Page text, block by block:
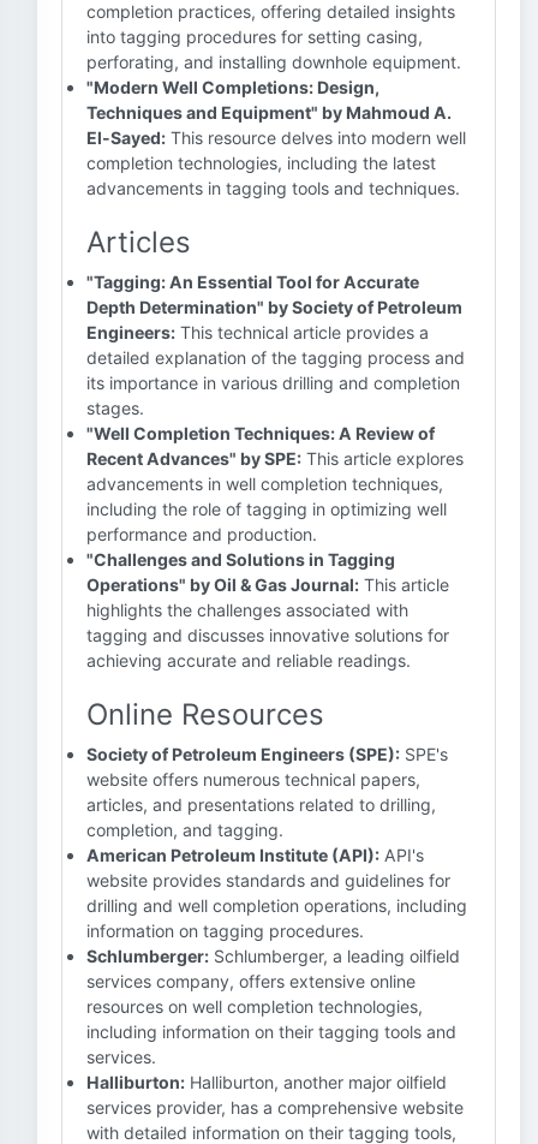
completion practices, offering detailed insights
into tagging procedures for setting casing,
perforating, and installing downhole equipment.
"Modern Well Completions: Design,
Techniques and Equipment" by Mahmoud A.
El-Sayed: This resource delves into modern well
completion technologies, including the latest
advancements in tagging tools and techniques.
Articles
"Tagging: An Essential Tool for Accurate
Depth Determination" by Society of Petroleum
Engineers: This technical article provides a
detailed explanation of the tagging process and
its importance in various drilling and completion
stages.
"Well Completion Techniques: A Review of
Recent Advances" by SPE: This article explores
advancements in well completion techniques,
including the role of tagging in optimizing well
performance and production.
"Challenges and Solutions in Tagging
Operations" by Oil & Gas Journal: This article
highlights the challenges associated with
tagging and discusses innovative solutions for
achieving accurate and reliable readings.
Online Resources
Society of Petroleum Engineers (SPE): SPE's
website offers numerous technical papers,
articles, and presentations related to drilling,
completion, and tagging.
American Petroleum Institute (API): API's
website provides standards and guidelines for
drilling and well completion operations, including
information on tagging procedures.
Schlumberger: Schlumberger, a leading oilfield
services company, offers extensive online
resources on well completion technologies,
including information on their tagging tools and
services.
Halliburton: Halliburton, another major oilfield
services provider, has a comprehensive website
with detailed information on their tagging tools,